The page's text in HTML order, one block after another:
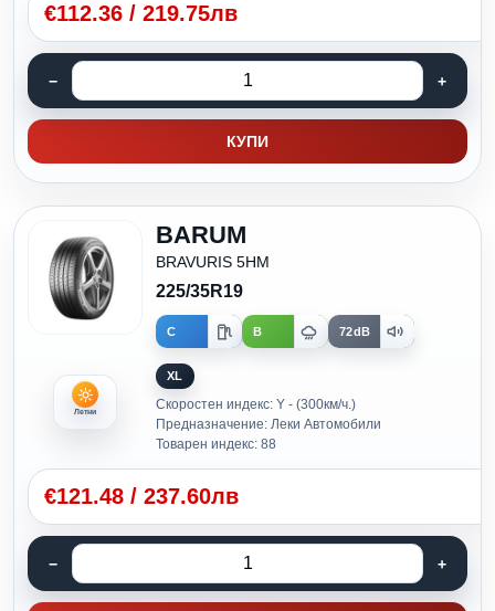
€112.36 / 219.75лв
КУПИ
Летни
BARUM
BRAVURIS 5HM
225/35R19
C B 72dB
XL
Скоростен индекс: Y - (300км/ч.)
Предназначение: Леки Автомобили
Товарен индекс: 88
€121.48 / 237.60лв